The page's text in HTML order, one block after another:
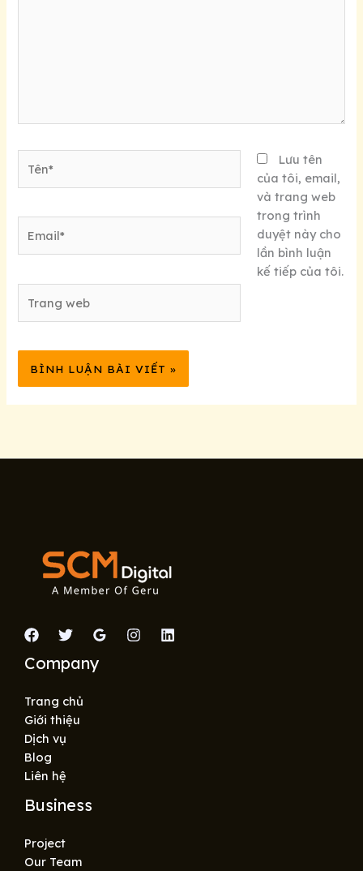
web
Lưu tên
của tôi, email,
và trang web
trong trình
duyệt này cho
lần bình luận
kế tiếp của tôi.
Company
Trang chủ
Giới thiệu
Dịch vụ
Blog
Liên hệ
Business
Project
Our Team